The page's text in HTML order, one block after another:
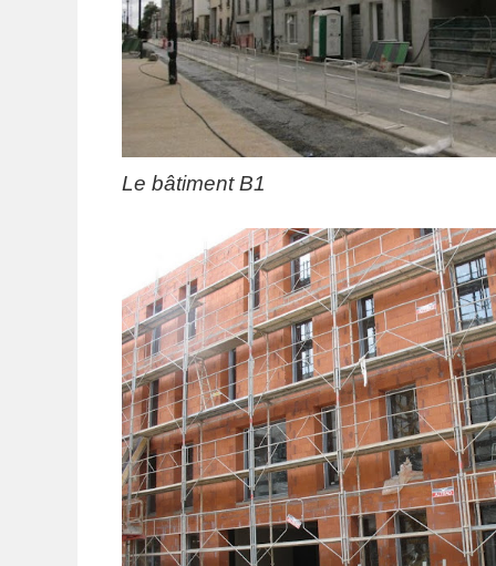
Le bâtiment B1